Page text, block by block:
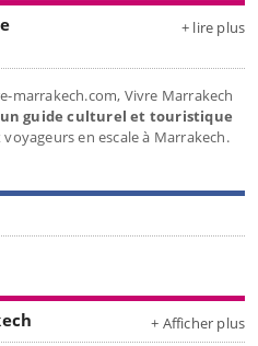
+ lire plus
marrakech.com, Vivre Marrakech
un guide culturel et touristique
voyageurs en escale à Marrakech.
+ Afficher plus